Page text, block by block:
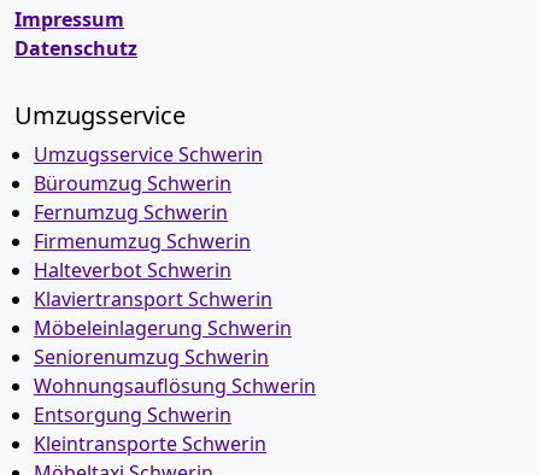
Impressum
Datenschutz
Umzugsservice
Umzugsservice Schwerin
Büroumzug Schwerin
Fernumzug Schwerin
Firmenumzug Schwerin
Halteverbot Schwerin
Klaviertransport Schwerin
Möbeleinlagerung Schwerin
Seniorenumzug Schwerin
Wohnungsauflösung Schwerin
Entsorgung Schwerin
Kleintransporte Schwerin